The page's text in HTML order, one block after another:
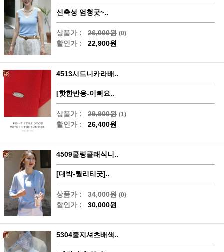
신축성 엄청굿~..
상품가 : 26,000원 (0)
할인가 : 22,900원
4513시드니카라배..
[핫한반응-이뻐요..
상품가 : 29,900원 (1)
할인가 : 26,400원
4509쿨링클래식니..
[대박-퀄리티굿]..
상품가 : 34,000원 (0)
할인가 : 30,000원
5304줄지셔츠배색..